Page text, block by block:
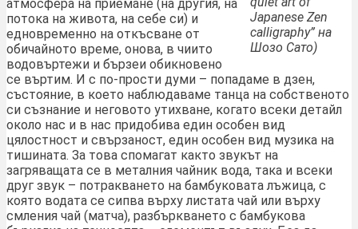
Japanese Zen
calligraphy” на
Шозо Сато)
атмосфера на приемане (на другия, на
потока на живота, на себе си) и
едновременно на откъсване от
обичайното време, онова, в чиито
водовъртежи и бързеи обикновено
се въртим. И с по-прости думи – попадаме в дзен,
състояние, в което наблюдаваме танца на собственото
си съзнание и неговото утихване, когато всеки детайл
около нас и в нас придобива един особен вид
цялостност и свързаност, един особен вид музика на
тишината. За това спомагат както звукът на
загряващата се в металния чайник вода, така и всеки
друг звук – потракването на бамбуковата лъжица, с
която водата се сипва върху листата чай или върху
смления чай (матча), разбъркването с бамбукова